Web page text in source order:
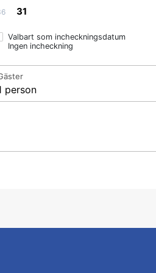
31
Valbart som incheckningsdatum
Ingen incheckning
person